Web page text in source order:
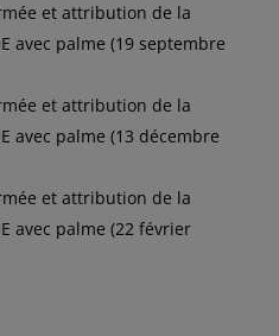
et attribution de la
avec palme (19 septembre
et attribution de la
avec palme (13 décembre
et attribution de la
avec palme (22 février